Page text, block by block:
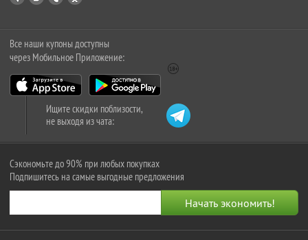
Все наши купоны доступны
через Мобильное Приложение:
Ищите скидки поблизости,
не выходя из чата:
Сэкономьте до 90% при любых покупках
Подпишитесь на самые выгодные предложения